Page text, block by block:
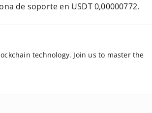
de soporte en USDT 0,00000772.
technology. Join us to master the